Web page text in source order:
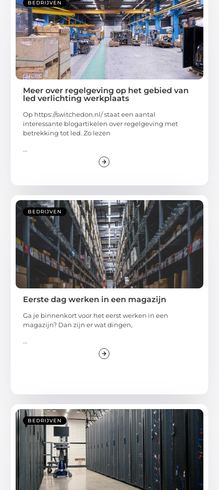
BEDRIJVEN
Meer over regelgeving op het gebied van
led verlichting werkplaats
Op https://switchedon.nl/ staat een aantal
interessante blogartikelen over regelgeving met
betrekking tot led. Zo lezen
...
BEDRIJVEN
Eerste dag werken in een magazijn
Ga je binnenkort voor het eerst werken in een
magazijn? Dan zijn er wat dingen,
...
BEDRIJVEN